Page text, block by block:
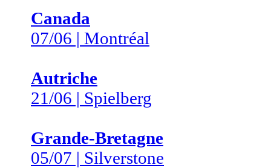
Canada
07/06 | Montréal
Autriche
21/06 | Spielberg
Grande-Bretagne
05/07 | Silverstone